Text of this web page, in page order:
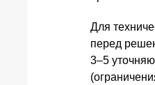
Для
перед
3–5